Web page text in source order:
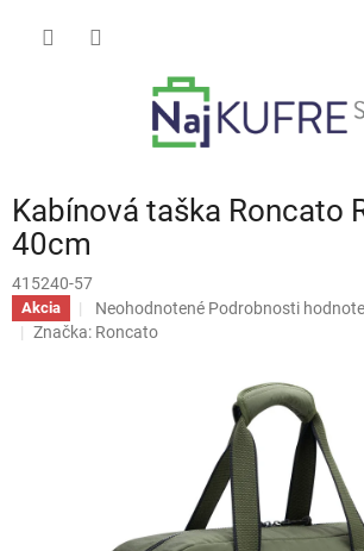
Kabínová taška Roncato
40cm
415240-57
Akcia
Priemerné
hodnotenie
Neohodnotené Podrobnosti
Značka: Roncato